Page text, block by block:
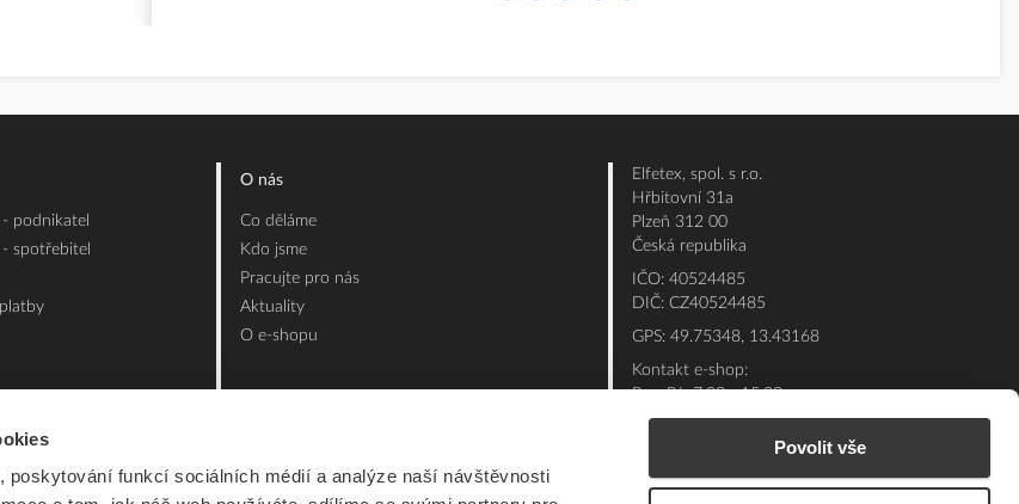
poskytování funkcí sociálních médií a analýze naší návštěvnosti
Povolit vše
podnikatel
spotřebitel
O nás
Co děláme
Kdo jsme
Pracujte pro nás
Aktuality
O e-shopu
Elfetex, spol. s r.o.
Hřbitovní 31a
Plzeň 312 00
Česká republika
IČO: 40524485
DIČ: CZ40524485
GPS: 49.75348, 13.43168
Kontakt e-shop:
Po - Pá: 7:00 - 15:30
E-mail:eshop@elfetex.cz